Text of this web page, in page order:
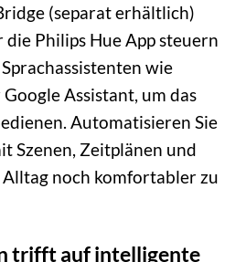
(separat erhältlich)
Philips Hue App steuern
wie
Assistant, um das
Automatisieren Sie
Szenen, Zeitplänen und
noch komfortabler zu
trifft auf intelligente